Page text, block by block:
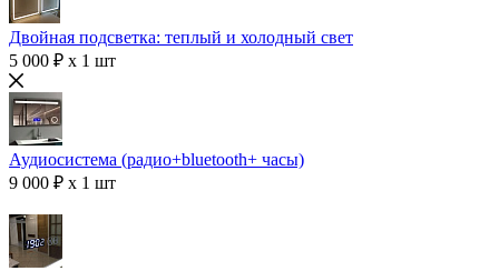
Двойная подсветка: теплый и холодный свет
5 000 ₽ x 1 шт
Аудиосистема (радио+bluetooth+ часы)
9 000 ₽ x 1 шт